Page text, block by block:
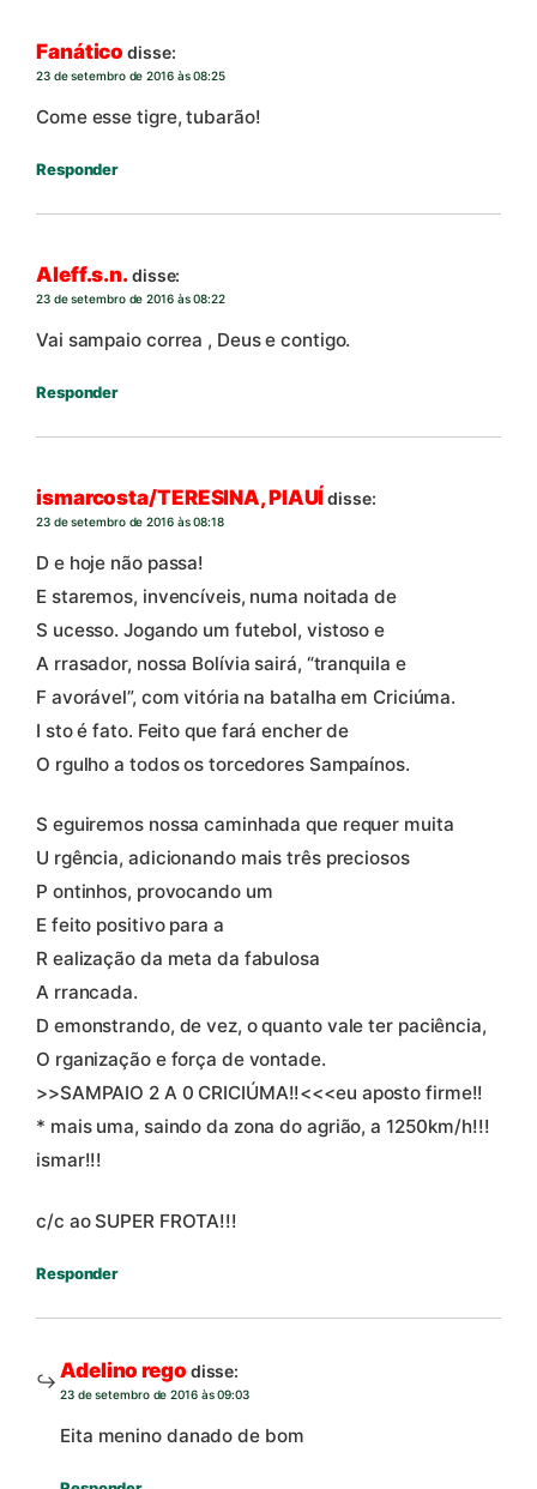
Fanático disse:
23 de setembro de 2016 às 08:25
Come esse tigre, tubarão!
Responder
Aleff.s.n.disse:
23 de setembro de 2016 às 08:22
Vai sampaio correa , Deus e contigo.
Responder
ismarcosta/TERESINA, PIAUÍdisse:
23 de setembro de 2016 às 08:18
D e hoje não passa!
E staremos, invencíveis, numa noitada de
S ucesso. Jogando um futebol, vistoso e
A rrasador, nossa Bolívia sairá, “tranquila e
F avorável”, com vitória na batalha em Criciúma.
I sto é fato. Feito que fará encher de
O rgulho a todos os torcedores Sampaínos.
S eguiremos nossa caminhada que requer muita
U rgência, adicionando mais três preciosos
P ontinhos, provocando um
E feito positivo para a
R ealização da meta da fabulosa
A rrancada.
D emonstrando, de vez, o quanto vale ter paciência,
O rganização e força de vontade.
>>SAMPAIO 2 A 0 CRICIÚMA!!<<<eu aposto firme!!
* mais uma, saindo da zona do agrião, a 1250km/h!!!
ismar!!!
c/c ao SUPER FROTA!!!
Responder
Adelino rego disse:
23 de setembro de 2016 às 09:03
Eita menino danado de bom